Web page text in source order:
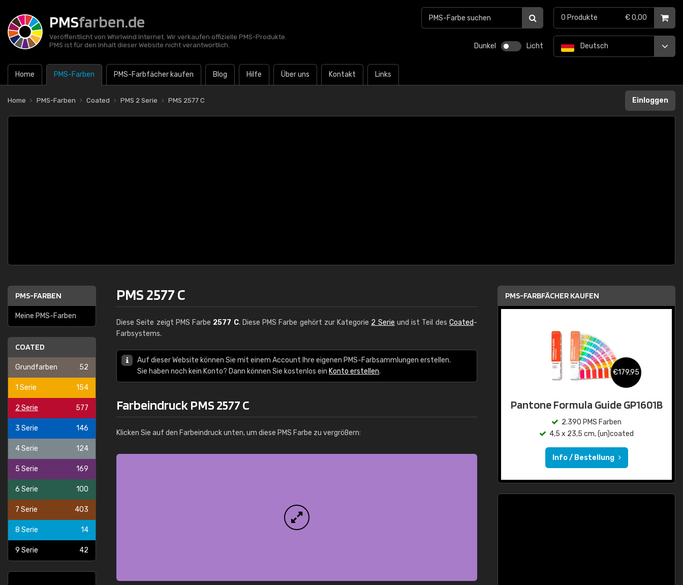
PMSfarben.de
Veröffentlicht von Whirlwind Internet. Wir verkaufen offizielle PMS-Produkte.
PMS ist für den Inhalt dieser Website nicht verantwortlich.
Dunkel Licht
Home PMS-Farben PMS-Farbfächer kaufen Blog Hilfe Über uns Kontakt Links
Deutsch
0 Produkte € 0,00
Home PMS-Farben Coated PMS 2 Serie PMS 2577 C Einloggen
PMS-FARBEN
Meine PMS-Farben
COATED
Grundfarben 52
1 Serie 154
2 Serie 577
3 Serie 146
4 Serie 124
5 Serie 169
6 Serie 100
7 Serie 403
8 Serie 14
9 Serie 42
PMS 2577 C
Diese Seite zeigt PMS Farbe 2577 C. Diese PMS Farbe gehört zur Kategorie 2 Serie und ist Teil desCoated-
Farbsystems.
Auf dieser Website können Sie mit einem Account Ihre eigenen PMS-Farbsammlungen erstellen.
Sie haben noch kein Konto? Dann können Sie kostenlos ein Konto erstellen.
Farbeindruck PMS 2577 C
Klicken Sie auf den Farbeindruck unten, um diese PMS Farbe zu vergrößern:
PMS-FARBFÄCHER KAUFEN
€179,95
Pantone Formula Guide GP1601B
2.390 PMS Farben
4,5 x 23,5 cm, (un)coated
Info / Bestellung